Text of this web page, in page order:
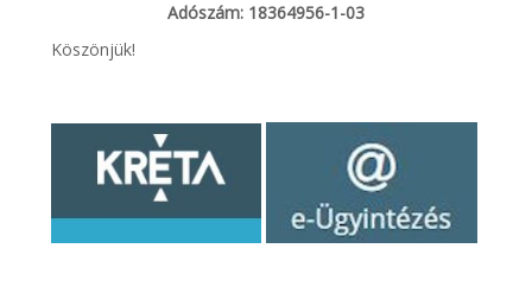
Adószám: 18364956-1-03
Köszönjük!